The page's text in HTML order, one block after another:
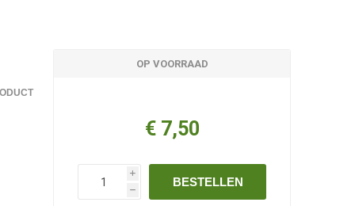
OP VOORRAAD
€ 7,50
i
h
BESTELLEN